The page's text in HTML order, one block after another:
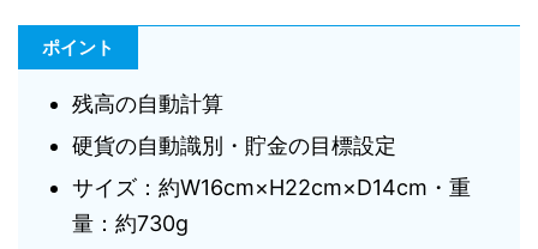
ポイント
残高の自動計算
硬貨の自動識別・貯金の目標設定
サイズ：約W16cm×H22cm×D14cm・重
量：約730g